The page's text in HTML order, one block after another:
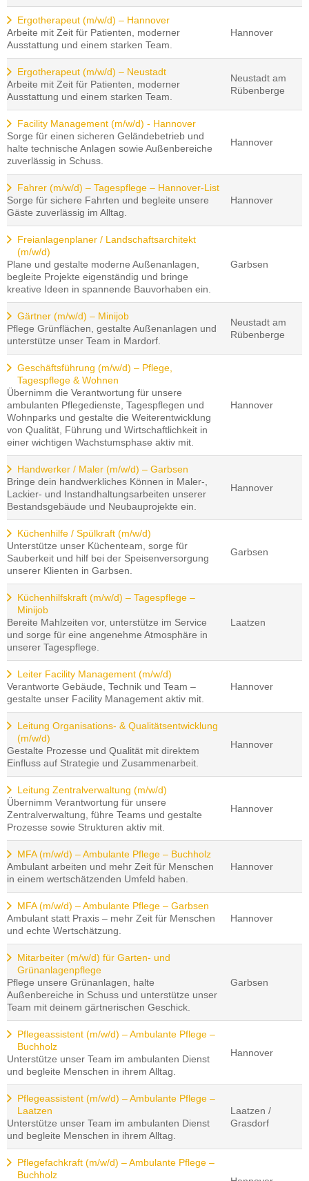
Ergotherapeut (m/w/d) – Hannover
Arbeite mit Zeit für Patienten, moderner
Ausstattung und einem starken Team.
Hannover
Ergotherapeut (m/w/d) – Neustadt
Arbeite mit Zeit für Patienten, moderner
Ausstattung und einem starken Team.
Neustadt am
Rübenberge
Facility Management (m/w/d) - Hannover
Sorge für einen sicheren Geländebetrieb und
halte technische Anlagen sowie Außenbereiche
zuverlässig in Schuss.
Hannover
Fahrer (m/w/d) – Tagespflege – Hannover-List
Sorge für sichere Fahrten und begleite unsere
Gäste zuverlässig im Alltag.
Hannover
Freianlagenplaner / Landschaftsarchitekt
(m/w/d)
Plane und gestalte moderne Außenanlagen,
begleite Projekte eigenständig und bringe
kreative Ideen in spannende Bauvorhaben ein.
Garbsen
Gärtner (m/w/d) – Minijob
Pflege Grünflächen, gestalte Außenanlagen und
unterstütze unser Team in Mardorf.
Neustadt am
Rübenberge
Geschäftsführung (m/w/d) – Pflege,
Tagespflege & Wohnen
Übernimm die Verantwortung für unsere
ambulanten Pflegedienste, Tagespflegen und
Wohnparks und gestalte die Weiterentwicklung
von Qualität, Führung und Wirtschaftlichkeit in
einer wichtigen Wachstumsphase aktiv mit.
Hannover
Handwerker / Maler (m/w/d) – Garbsen
Bringe dein handwerkliches Können in Maler-,
Lackier- und Instandhaltungsarbeiten unserer
Bestandsgebäude und Neubauprojekte ein.
Hannover
Küchenhilfe / Spülkraft (m/w/d)
Unterstütze unser Küchenteam, sorge für
Sauberkeit und hilf bei der Speisenversorgung
unserer Klienten in Garbsen.
Garbsen
Küchenhilfskraft (m/w/d) – Tagespflege –
Minijob
Bereite Mahlzeiten vor, unterstütze im Service
und sorge für eine angenehme Atmosphäre in
unserer Tagespflege.
Laatzen
Leiter Facility Management (m/w/d)
Verantworte Gebäude, Technik und Team –
gestalte unser Facility Management aktiv mit.
Hannover
Leitung Organisations- & Qualitätsentwicklung
(m/w/d)
Gestalte Prozesse und Qualität mit direktem
Einfluss auf Strategie und Zusammenarbeit.
Hannover
Leitung Zentralverwaltung (m/w/d)
Übernimm Verantwortung für unsere
Zentralverwaltung, führe Teams und gestalte
Prozesse sowie Strukturen aktiv mit.
Hannover
MFA (m/w/d) – Ambulante Pflege – Buchholz
Ambulant arbeiten und mehr Zeit für Menschen
in einem wertschätzenden Umfeld haben.
Hannover
MFA (m/w/d) – Ambulante Pflege – Garbsen
Ambulant statt Praxis – mehr Zeit für Menschen
und echte Wertschätzung.
Hannover
Mitarbeiter (m/w/d) für Garten- und
Grünanlagenpflege
Pflege unsere Grünanlagen, halte
Außenbereiche in Schuss und unterstütze unser
Team mit deinem gärtnerischen Geschick.
Garbsen
Pflegeassistent (m/w/d) – Ambulante Pflege –
Buchholz
Unterstütze unser Team im ambulanten Dienst
und begleite Menschen in ihrem Alltag.
Hannover
Pflegeassistent (m/w/d) – Ambulante Pflege –
Laatzen
Unterstütze unser Team im ambulanten Dienst
und begleite Menschen in ihrem Alltag.
Laatzen /
Grasdorf
Pflegefachkraft (m/w/d) – Ambulante Pflege –
Buchholz